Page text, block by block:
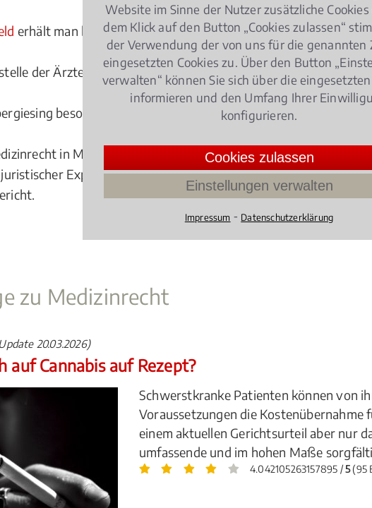
erhält man bei einem Kunstfehler?
der Ärztekammer angerufen werden?
besondere Regelungen im Hinblick auf das
in München Obergiesing vertritt die Interessen von
Expertise und langjähriger Erfahrung –
zu Medizinrecht
20.03.2026)
auf Cannabis auf Rezept?
Schwerstkranke Patienten können von
Voraussetzungen die Kostenübernahme
einem aktuellen Gerichtsurteil aber nur
umfassende und im hohen Maße
4.042105263157895 /5(95
Website im Sinne der Nutzer zusätzliche
dem Klick auf den Button „Cookies zulassen“
der Verwendung der von uns für die genannten
eingesetzten Cookies zu. Über den Button
verwalten“ können Sie sich über die eingesetzten
informieren und den Umfang Ihrer
konfigurieren.
Cookies zulassen
Einstellungen verwalten
Impressum ⁃ Datenschutzerklärung